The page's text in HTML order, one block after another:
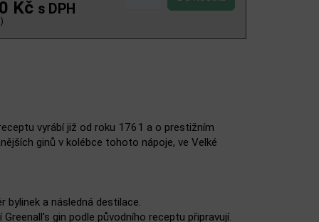
Kč s DPH
vyrábí již od roku 1761 a o prestižním
ginů v kolébce tohoto nápoje, ve Velké
bylinek a následná destilace.
gin podle původního receptu připravují.